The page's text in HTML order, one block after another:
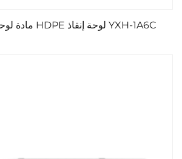
YXH-1A6C لوحة إنقاذ HDPE مادة لوحة العمود الفقري